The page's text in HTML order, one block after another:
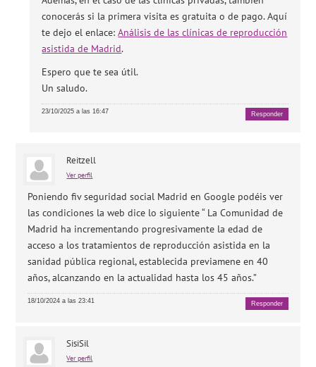
conocerás si la primera visita es gratuita o de pago. Aquí
te dejo el enlace:Análisis de las clínicas de reproducción
asistida de Madrid.
Espero que te sea útil.
Un saludo.
23/10/2025 a las 16:47 Responder
Reitzell
Ver perfil
Poniendo fiv seguridad social Madrid en Google podéis ver
las condiciones la web dice lo siguiente “ La Comunidad de
Madrid ha incrementando progresivamente la edad de
acceso a los tratamientos de reproducción asistida en la
sanidad pública regional, establecida previamene en 40
años, alcanzando en la actualidad hasta los 45 años.”
18/10/2024 a las 23:41 Responder
SisiSil
Ver perfil